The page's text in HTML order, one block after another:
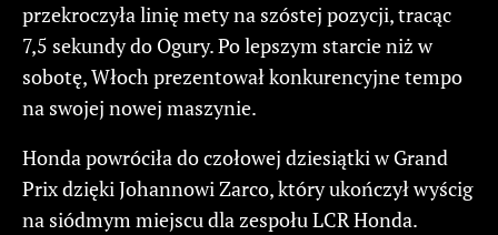
przekroczyła linię mety na szóstej pozycji, tracąc
7,5 sekundy do Ogury. Po lepszym starcie niż w
sobotę, Włoch prezentował konkurencyjne tempo
na swojej nowej maszynie.
Honda powróciła do czołowej dziesiątki w Grand
Prix dzięki Johannowi Zarco, który ukończył wyścig
na siódmym miejscu dla zespołu LCR Honda.